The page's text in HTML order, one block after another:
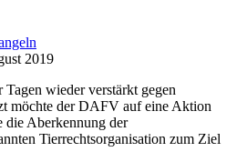
2019
wieder verstärkt gegen
möchte der DAFV auf eine Aktion
die Aberkennung der
Tierrechtsorganisation zum Ziel